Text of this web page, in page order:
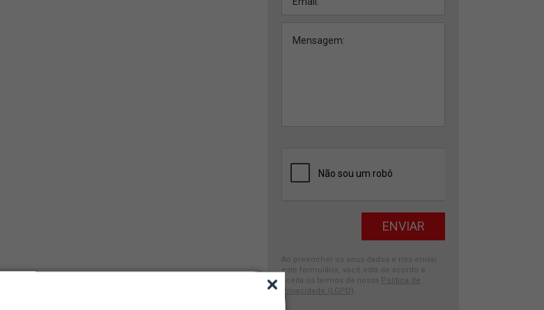
Ao preencher os seus dados e nos enviar
este formulário, você está de acordo e
aceita os termos da nossa
Política de
Privacidade (LGPD)